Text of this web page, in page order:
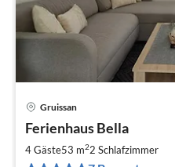
Gruissan
Ferienhaus Bella
4 Gäste53 m22 Schlafzimmer